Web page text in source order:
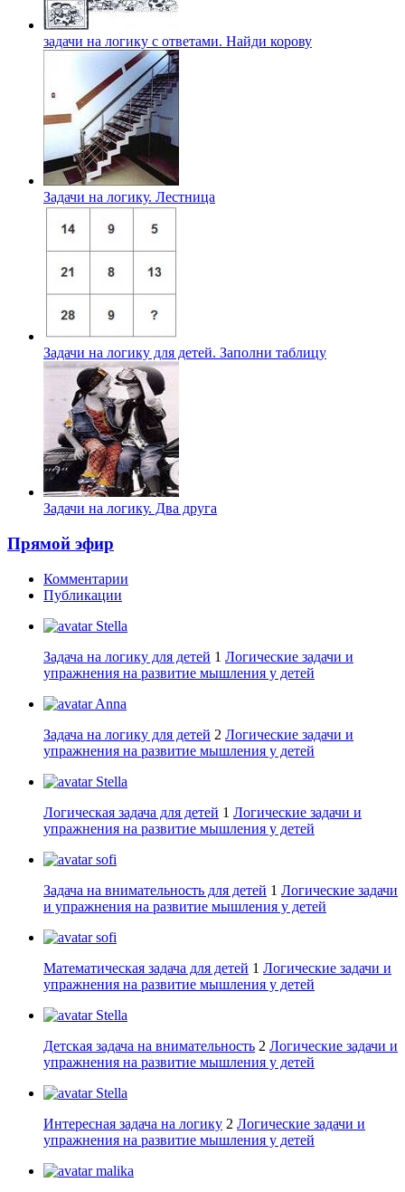
задачи на логику с ответами. Найди корову
Задачи на логику. Лестница
Задачи на логику для детей. Заполни таблицу
Задачи на логику. Два друга
Прямой эфир
Комментарии
Публикации
Stella
Задача на логику для детей 1 Логические задачи и
упражнения на развитие мышления у детей
Anna
Задача на логику для детей 2 Логические задачи и
упражнения на развитие мышления у детей
Stella
Логическая задача для детей 1 Логические задачи и
упражнения на развитие мышления у детей
sofi
Задача на внимательность для детей 1 Логические задачи
и упражнения на развитие мышления у детей
sofi
Математическая задача для детей 1 Логические задачи и
упражнения на развитие мышления у детей
Stella
Детская задача на внимательность 2 Логические задачи и
упражнения на развитие мышления у детей
Stella
Интересная задача на логику 2 Логические задачи и
упражнения на развитие мышления у детей
malika